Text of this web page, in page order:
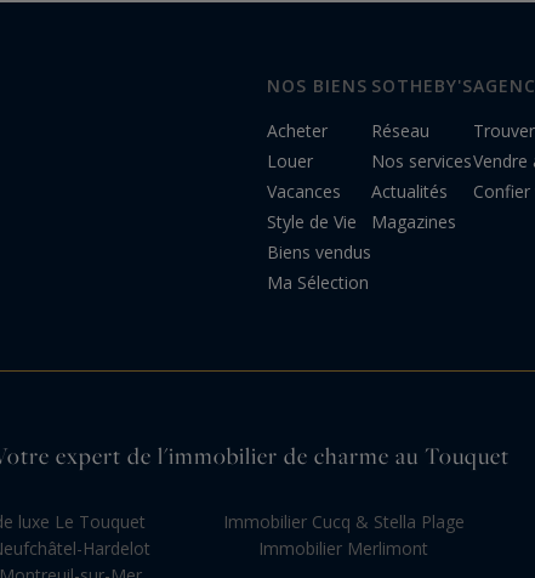
NOS BIENS
Acheter
Louer
Vacances
Style de Vie
Biens vendus
Ma Sélection
SOTHEBY'S
Réseau
Nos services
Actualités
Magazines
Vendre
expert de l'immobilier de charme au Touquet
luxe Le Touquet
Hardelot
Immobilier Cucq & Stella Plage
Immobilier Merlimont